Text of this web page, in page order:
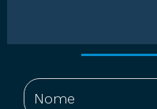
Entre